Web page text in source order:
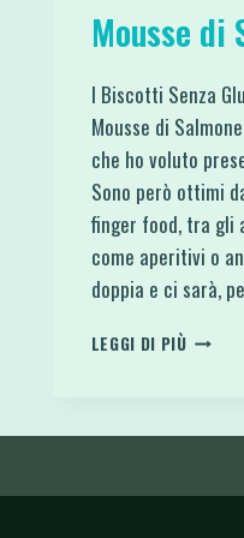
Mousse di
I Biscotti Senza
Mousse di
che ho voluto
Sono però ottimi
finger food, tra gli
come aperitivi o
doppia e ci sarà,
LEGGI DI PIÙ
E